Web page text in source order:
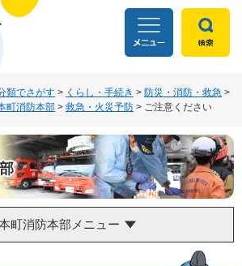
類でさがす > くらし・手続き > 防災・消防・救急 >
町消防本部 > 救急・火災予防 > ご注意ください
町消防本部メニュー